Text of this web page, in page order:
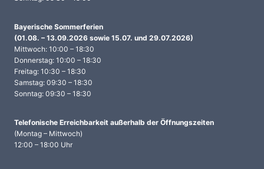
Bayerische Sommerferien
(01.08. – 13.09.2026 sowie 15.07. und 29.07.2026)
Mittwoch: 10:00 – 18:30
Donnerstag: 10:00 – 18:30
Freitag: 10:30 – 18:30
Samstag: 09:30 – 18:30
Sonntag: 09:30 – 18:30
Telefonische Erreichbarkeit außerhalb der Öffnungszeiten
(Montag – Mittwoch)
12:00 – 18:00 Uhr